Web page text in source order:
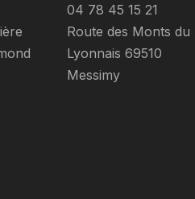
04 78 45 15 21
Route des Monts du
Lyonnais 69510
Messimy